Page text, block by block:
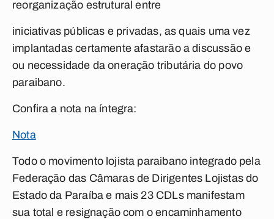
reorganização estrutural entre
iniciativas públicas e privadas, as quais uma vez
implantadas certamente afastarão a discussão e
ou necessidade da oneração tributária do povo
paraibano.
Confira a nota na íntegra:
Nota
Todo o movimento lojista paraibano integrado pela
Federação das Câmaras de Dirigentes Lojistas do
Estado da Paraíba e mais 23 CDLs manifestam
sua total e resignação com o encaminhamento